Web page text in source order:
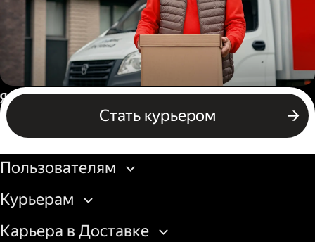
Водитель грузового авто
Стать курьером
Россия
Бизнесу
Пользователям
Курьерам
Карьера в Доставке